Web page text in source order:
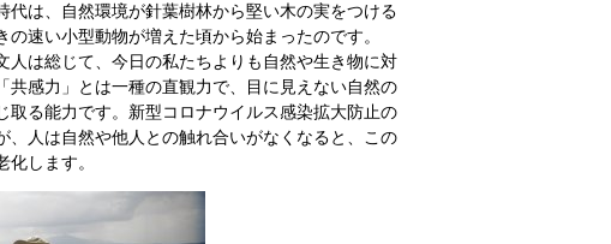
は、自然環境が針葉樹林から堅い木の実をつける
速い小型動物が増えた頃から始まったのです。
人は総じて、今日の私たちよりも自然や生き物に対
感力」とは一種の直観力で、目に見えない自然の
る能力です。新型コロナウイルス感染拡大防止の
人は自然や他人との触れ合いがなくなると、この
します。